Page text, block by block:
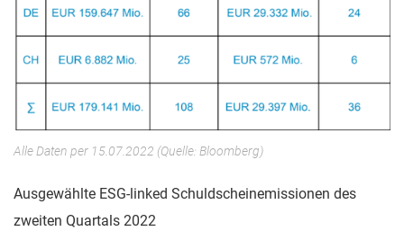
Alle Daten per 15.07.2022 (Quelle: Bloomberg)
Ausgewählte ESG-linked Schuldscheinemissionen des
zweiten Quartals 2022